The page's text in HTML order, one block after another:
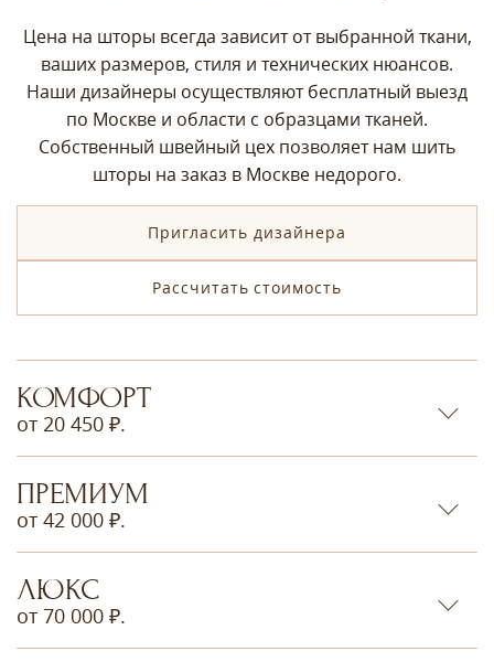
Цена на шторы всегда зависит от выбранной ткани,
ваших размеров, стиля и технических нюансов.
Наши дизайнеры осуществляют бесплатный выезд
по Москве и области с образцами тканей.
Собственный швейный цех позволяет нам шить
шторы на заказ в Москве недорого.
Пригласить дизайнера
Рассчитать стоимость
КОМФОРТ
от 20 450 ₽.
ПРЕМИУМ
от 42 000 ₽.
ЛЮКС
от 70 000 ₽.